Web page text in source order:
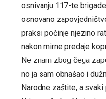
osnivanju 117-te
osnovano
praksi počinje njezino
nakon mirne predaje
Ne znam zbog čega
no ja sam obnašao i
Narodne zaštite, a